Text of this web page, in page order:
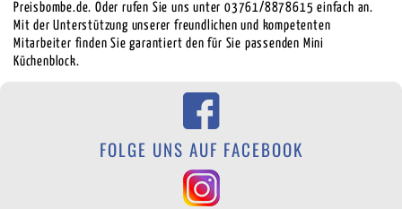
Preisbombe.de. Oder rufen Sie uns unter 03761/8878615 einfach an.
Mit der Unterstützung unserer freundlichen und kompetenten
Mitarbeiter finden Sie garantiert den für Sie passenden Mini
Küchenblock.
FOLGE UNS AUF FACEBOOK